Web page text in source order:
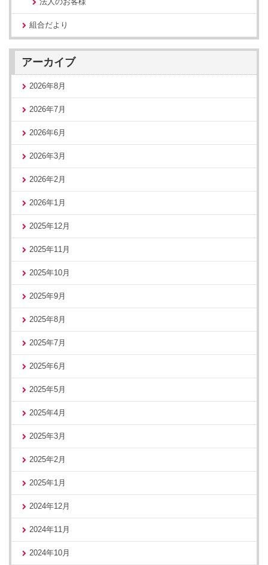
法人のお客様
組合だより
アーカイブ
2026年8月
2026年7月
2026年6月
2026年3月
2026年2月
2026年1月
2025年12月
2025年11月
2025年10月
2025年9月
2025年8月
2025年7月
2025年6月
2025年5月
2025年4月
2025年3月
2025年2月
2025年1月
2024年12月
2024年11月
2024年10月